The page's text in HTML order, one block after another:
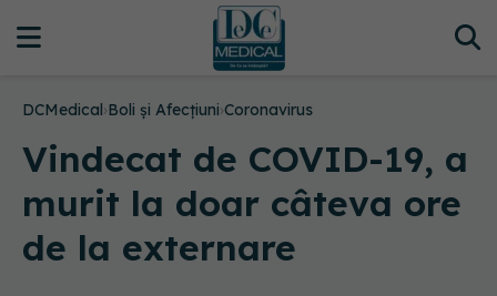
DCMedical›Boli și Afecțiuni›Coronavirus
Vindecat de COVID-19, a
murit la doar câteva ore
de la externare